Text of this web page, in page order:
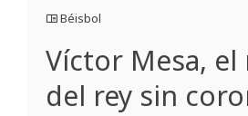
Béisbol
Víctor Mesa,
del rey sin